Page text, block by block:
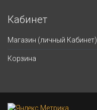
Кабинет
Магазин (личный Кабинет)
Корзина